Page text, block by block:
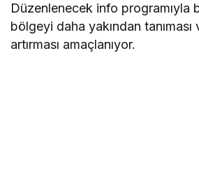
Düzenlenecek info programıyla
bölgeyi daha yakından
artırması amaçlanıyor.